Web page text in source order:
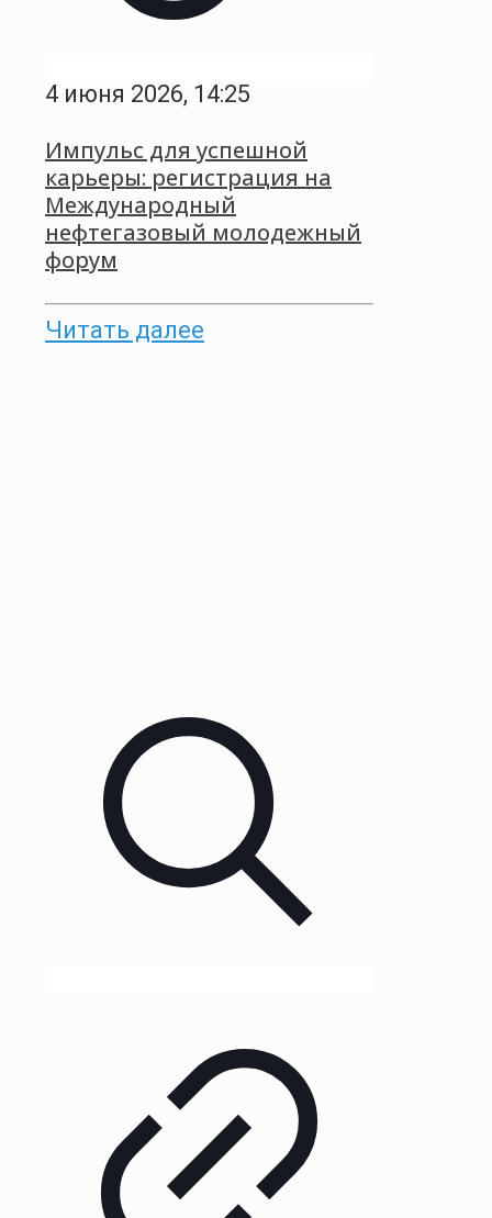
4 июня 2026, 14:25
Импульс для успешной
карьеры: регистрация на
Международный
нефтегазовый молодежный
форум
Читать далее